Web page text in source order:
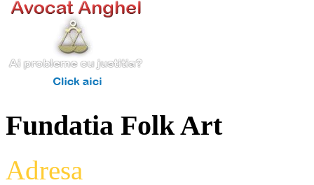
Fundatia Folk Art
Adresa